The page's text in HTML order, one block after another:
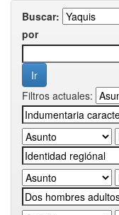
Buscar:
por
Filtros actuales: